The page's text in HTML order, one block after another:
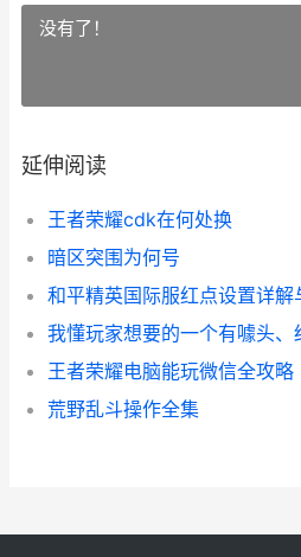
没有了！
延伸阅读
王者荣耀cdk在何处换
暗区突围为何号
和平精英国际服红点设置详解
王者荣耀电脑能玩微信全攻略
荒野乱斗操作全集